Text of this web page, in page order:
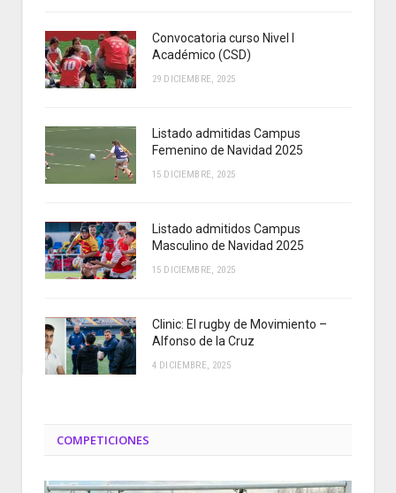
Convocatoria curso Nivel I
Académico (CSD)
29 DICIEMBRE, 2025
Listado admitidas Campus
Femenino de Navidad 2025
15 DICIEMBRE, 2025
Listado admitidos Campus
Masculino de Navidad 2025
15 DICIEMBRE, 2025
Clinic: El rugby de Movimiento –
Alfonso de la Cruz
4 DICIEMBRE, 2025
COMPETICIONES